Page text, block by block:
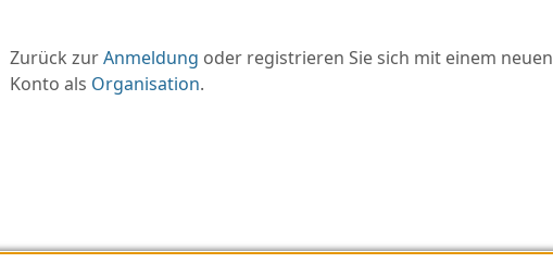
Zurück zurAnmeldung oder registrieren Sie sich mit einem neuen
Konto als Organisation.